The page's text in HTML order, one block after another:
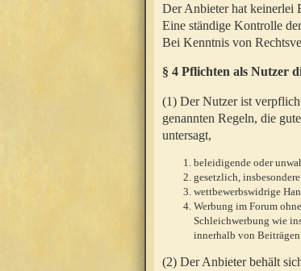
Der Anbieter hat keinerlei
Eine ständige Kontrolle
Bei Kenntnis von
§ 4 Pflichten als Nutzer
(1) Der Nutzer ist
genannten Regeln, die
untersagt,
beleidigende oder
gesetzlich,
wettbewerbswidrige
Werbung im Forum
Schleichwerbung wie
innerhalb von
(2) Der Anbieter behält